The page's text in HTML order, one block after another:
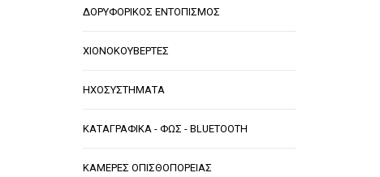
ΔΟΡΥΦΟΡΙΚΟΣ ΕΝΤΟΠΙΣΜΟΣ
ΧΙΟΝΟΚΟΥΒΕΡΤΕΣ
ΗΧΟΣΥΣΤΗΜΑΤΑ
ΚΑΤΑΓΡΑΦΙΚΑ - ΦΩΣ - BLUETOOTH
ΚΑΜΕΡΕΣ ΟΠΙΣΘΟΠΟΡΕΙΑΣ